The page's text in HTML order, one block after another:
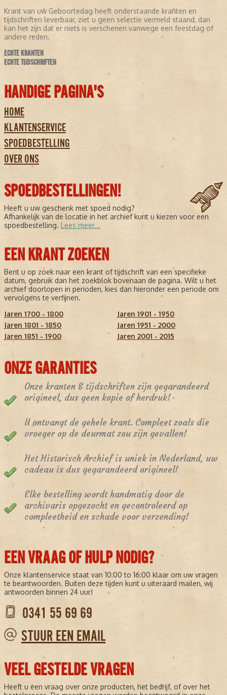
Krant van uw Geboortedag heeft onderstaande kranten en
tijdschriften leverbaar, ziet u geen selectie vermeld staand, dan
kan het zijn dat er niets is verschenen vanwege een feestdag of
andere reden.
ECHTE KRANTEN
ECHTE TIJDSCHRIFTEN
HANDIGE PAGINA'S
HOME
KLANTENSERVICE
SPOEDBESTELLING
OVER ONS
SPOEDBESTELLINGEN!
Heeft u uw geschenk met spoed nodig?
Afhankelijk van de locatie in het archief kunt u kiezen voor een
spoedbestelling. Lees meer...
EEN KRANT ZOEKEN
Bent u op zoek naar een krant of tijdschrift van een specifieke
datum, gebruik dan het zoekblok bovenaan de pagina. Wilt u het
archief doorlopen in perioden, kies dan hieronder een periode om
vervolgens te verfijnen.
Jaren 1700 - 1800
Jaren 1801 - 1850
Jaren 1851 - 1900
Jaren 1901 - 1950
Jaren 1951 - 2000
Jaren 2001 - 2015
ONZE GARANTIES
Onze kranten & tijdschriften zijn gegarandeerd
origineel, dus geen kopie of herdruk!
U ontvangt de gehele krant. Compleet zoals die
vroeger op de deurmat zou zijn gevallen!
Het Historisch Archief is uniek in Nederland, uw
cadeau is dus gegarandeerd origineel!
Elke bestelling wordt handmatig door de
archivaris opgezocht en gecontroleerd op
compleetheid en schade voor verzending!
EEN VRAAG OF HULP NODIG?
Onze klantenservice staat van 10:00 to 16:00 klaar om uw vragen
te beantwoorden. Buiten deze tijden kunt u uiteraard mailen, wij
antwoorden binnen 24 uur!
0341 55 69 69
STUUR EEN EMAIL
VEEL GESTELDE VRAGEN
Heeft u een vraag over onze producten, het bedrijf, of over het